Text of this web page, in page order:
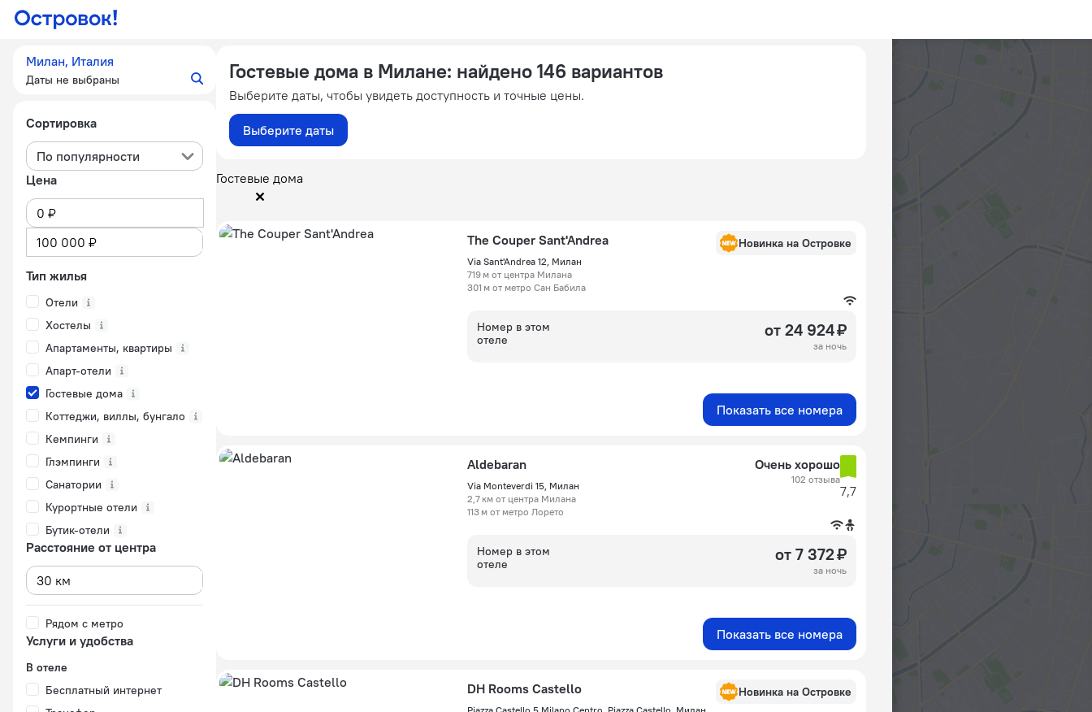
Милан, Италия
Даты не выбраны
Сортировка
По популярности
Цена
Тип жилья
Отели
Хостелы
Апартаменты, квартиры
Апарт-отели
Гостевые дома
Коттеджи, виллы, бунгало
Кемпинги
Глэмпинги
Санатории
Курортные отели
Бутик-отели
Расстояние от центра
Рядом с метро
Услуги и удобства
В отеле
Бесплатный интернет
Гостевые дома в Милане: найдено 146 вариантов
Выберите даты, чтобы увидеть доступность и точные цены.
Выберите даты
Гостевые дома
The Couper Sant'Andrea
Via Sant'Andrea 12, Милан
719 м от центра Милана
301 м от метро Сан Бабила
Новинка на Островке
Номер в этом
отеле
от 24 924 ₽
за ночь
Показать все номера
Aldebaran
Via Monteverdi 15, Милан
2,7 км от центра Милана
113 м от метро Лорето
Очень хорошо
102 отзыва
7,7
Номер в этом
отеле
от 7 372 ₽
за ночь
Показать все номера
DH Rooms Castello Новинка на Островке